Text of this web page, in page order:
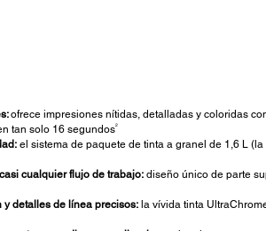
ofrece impresiones nítidas, detalladas y coloridas
tan solo 16 segundos2
el sistema de paquete de tinta a granel de 1,6 L
cualquier flujo de trabajo:diseño único de parte
y detalles de línea precisos:la vívida tinta